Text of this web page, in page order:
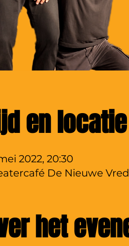
en locatie
2022, 20:30
De Nieuwe
het